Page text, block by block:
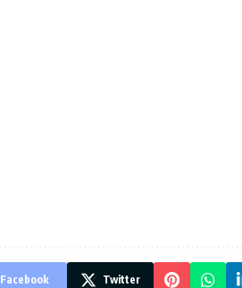
Facebook Twitter